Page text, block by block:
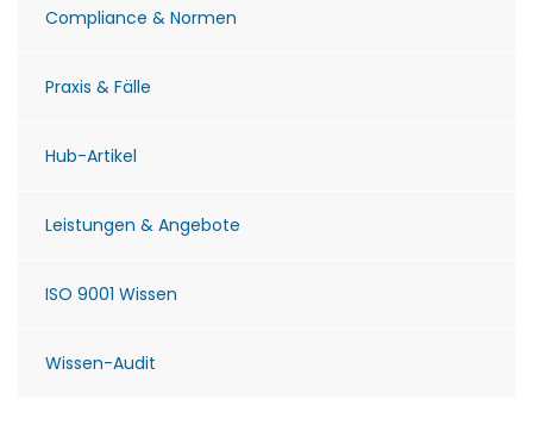
Compliance & Normen
Praxis & Fälle
Hub-Artikel
Leistungen & Angebote
ISO 9001 Wissen
Wissen-Audit